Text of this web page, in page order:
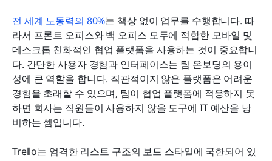
전 세계 노동력의 80%는 책상 없이 업무를 수행합니다. 따
라서 프론트 오피스와 백 오피스 모두에 적합한 모바일 및
데스크톱 친화적인 협업 플랫폼을 사용하는 것이 중요합니
다. 간단한 사용자 경험과 인터페이스는 팀 온보딩의 용이
성에 큰 역할을 합니다. 직관적이지 않은 플랫폼은 어려운
경험을 초래할 수 있으며, 팀이 협업 플랫폼에 적응하지 못
하면 회사는 직원들이 사용하지 않을 도구에 IT 예산을 낭
비하는 셈입니다.
Trello는 엄격한 리스트 구조의 보드 스타일에 국한되어 있